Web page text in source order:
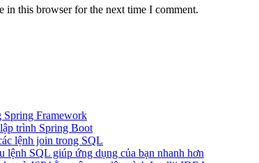
in this browser for the next time I comment.
Spring Framework
trình Spring Boot
lệnh join trong SQL
lệnh SQL giúp ứng dụng của bạn nhanh hơn